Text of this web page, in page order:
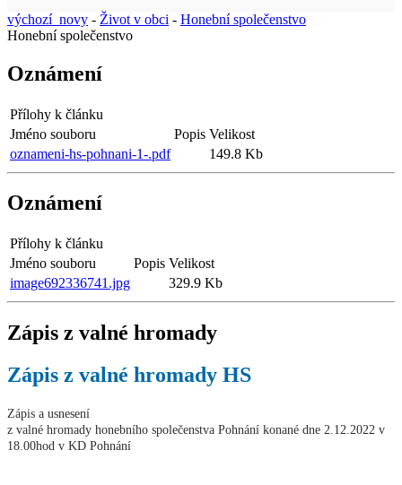
výchozí_novy - Život v obci - Honební společenstvo
Honební společenstvo
Oznámení
Přílohy k článku
Jméno souboru
Popis Velikost
oznameni-hs-pohnani-1-.pdf
149.8 Kb
Oznámení
Přílohy k článku
Jméno souboru
Popis Velikost
image692336741.jpg
329.9 Kb
Zápis z valné hromady
Zápis z valné hromady HS
Zápis a usnesení
z valné hromady honebního společenstva Pohnání konané dne 2.12.2022 v
18.00hod v KD Pohnání